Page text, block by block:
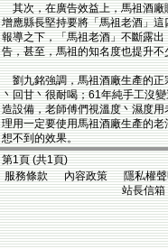
其次，在廣告效益上，馬祖酒廠
增應縣長堅持要將「馬祖老酒」
報導之下，「馬祖老酒」不斷露
告，甚至，馬祖的知名度也提升
劉九銘強調，馬祖酒廠生產的正
丶回甘丶很耐喝；61年純手工沒
造設備，老師傅們視溫度丶濕度
理用一定要使用馬祖酒廠生產的
想不到的效果。
第1頁 (共1頁)
服務條款 內容政策 隱私
站長信